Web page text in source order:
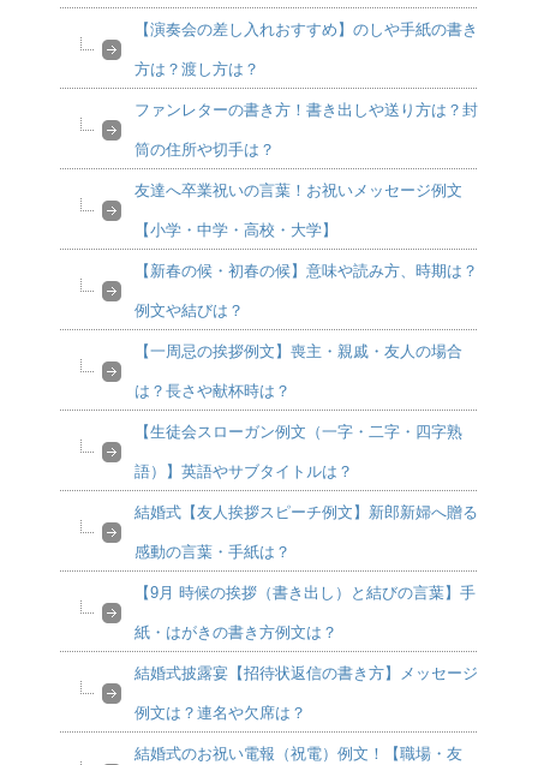
【演奏会の差し入れおすすめ】のしや手紙の書き
方は？渡し方は？
ファンレターの書き方！書き出しや送り方は？封
筒の住所や切手は？
友達へ卒業祝いの言葉！お祝いメッセージ例文
【小学・中学・高校・大学】
【新春の候・初春の候】意味や読み方、時期は？
例文や結びは？
【一周忌の挨拶例文】喪主・親戚・友人の場合
は？長さや献杯時は？
【生徒会スローガン例文（一字・二字・四字熟
語）】英語やサブタイトルは？
結婚式【友人挨拶スピーチ例文】新郎新婦へ贈る
感動の言葉・手紙は？
【9月 時候の挨拶（書き出し）と結びの言葉】手
紙・はがきの書き方例文は？
結婚式披露宴【招待状返信の書き方】メッセージ
例文は？連名や欠席は？
結婚式のお祝い電報（祝電）例文！【職場・友